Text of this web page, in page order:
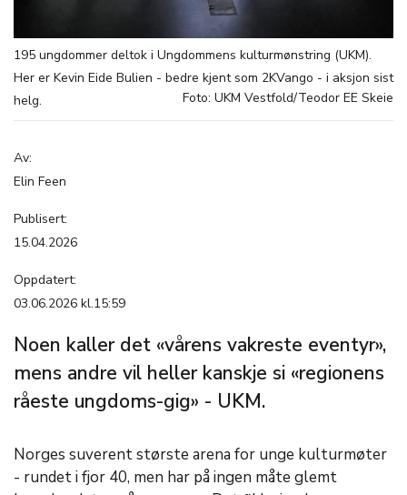
195 ungdommer deltok i Ungdommens kulturmønstring (UKM).
Her er Kevin Eide Bulien - bedre kjent som 2KVango - i aksjon sist
helg.
Foto: UKM Vestfold/Teodor EE Skeie
Av:
Elin Feen
Publisert:
15.04.2026
Oppdatert:
03.06.2026 kl.15:59
Noen kaller det «vårens vakreste eventyr»,
mens andre vil heller kanskje si «regionens
råeste ungdoms-gig» - UKM.
Norges suverent største arena for unge kulturmøter
- rundet i fjor 40, men har på ingen måte glemt